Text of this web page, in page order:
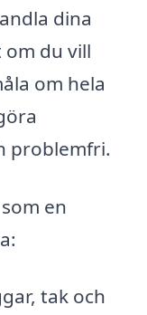
dina
du vill
om hela
problemfri.
en
tak och